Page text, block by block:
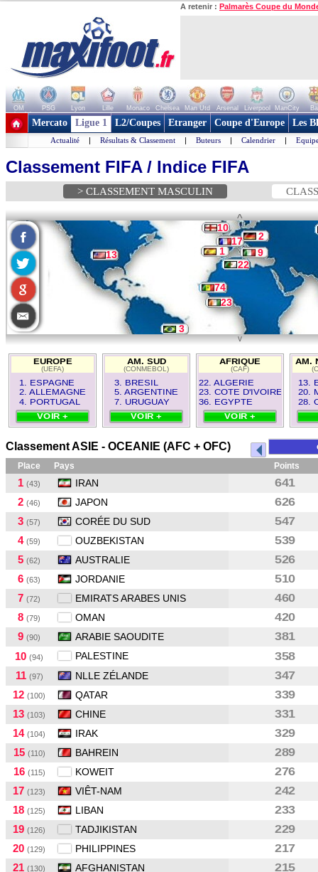
A retenir : Palmarès Coupe du
OM PSG Lyon Lille Monaco Chelsea Man Utd Arsenal Liverpool ManCity
+ de clubs
Mercato Ligue 1 L2/Coupes Etranger Coupe d'Europe Les
Actualité | Résultats & Classement | Buteurs | Calendrier |
Classement FIFA / Indice FIFA
> CLASSEMENT MASCULIN
^
v
13
10
17
2
1
9
7
3
23
74
22
EUROPE
(UEFA)
1. ESPAGNE
2. ALLEMAGNE
4. PORTUGAL
VOIR +
AM. SUD
(CONMEBOL)
3. BRESIL
5. ARGENTINE
7. URUGUAY
VOIR +
AFRIQUE
(CAF)
22. ALGERIE
23. COTE D'IVOIRE
36. EGYPTE
VOIR +
AM.
13.
20.
28.
Classement ASIE - OCEANIE (AFC + OFC)
Place
Pays Points
1 (43) IRAN
641
2 (46) JAPON
626
3 (57) CORÉE DU SUD
547
4 (59) OUZBEKISTAN
539
5 (62) AUSTRALIE
526
6 (63) JORDANIE
510
7 (72) EMIRATS ARABES UNIS
460
8 (79) OMAN
420
9 (90) ARABIE SAOUDITE
381
10 (94) PALESTINE
358
11 (97) NLLE ZÉLANDE
347
12 (100) QATAR
339
13 (103) CHINE
331
14 (104) IRAK
329
15 (110) BAHREIN
289
16 (115) KOWEIT
276
17 (123) VIÊT-NAM
242
18 (125) LIBAN
233
19 (126) TADJIKISTAN
229
20 (129) PHILIPPINES
217
21 (130) AFGHANISTAN
215